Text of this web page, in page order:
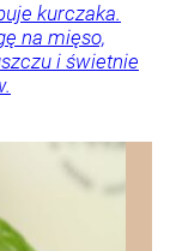
kurczaka.
na mięso,
i świetnie